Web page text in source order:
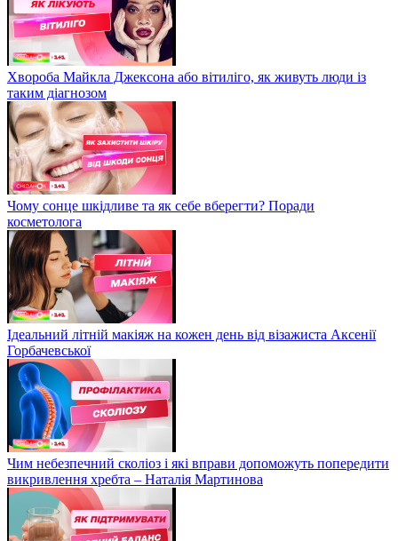
Хвороба Майкла Джексона або вітиліго, як живуть люди із
таким діагнозом
Чому сонце шкідливе та як себе вберегти? Поради
косметолога
Ідеальний літній макіяж на кожен день від візажиста Аксенії
Горбачевської
Чим небезпечний сколіоз і які вправи допоможуть попередити
викривлення хребта – Наталія Мартинова